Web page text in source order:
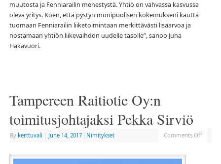
muutosta ja Fenniarailin menestystä. Yhtiö on vahvassa kasvussa
oleva yritys. Koen, että pystyn monipuolisen kokemukseni kautta
tuomaan Fenniarailin liiketoimintaan merkittävästi lisäarvoa ja
nostamaan yhtiön liikevaihdon uudelle tasolle”, sanoo Juha
Hakavuori.
Tampereen Raitiotie Oy:n
toimitusjohtajaksi Pekka Sirviö
By kerttuvali June 14, 2017 Nimitykset Comments Off